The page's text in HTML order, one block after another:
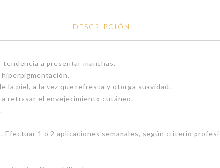
DESCRIPCIÓN
a presentar manchas.
la piel, a la vez que refresca y otorga suavidad.
retrasar el envejecimiento cutáneo.
1 o 2 aplicaciones semanales, según criterio